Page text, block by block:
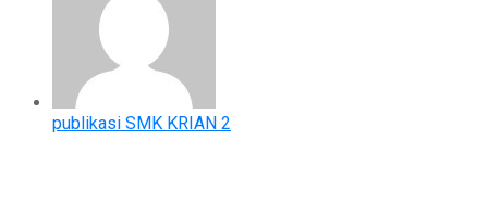
publikasi SMK KRIAN 2